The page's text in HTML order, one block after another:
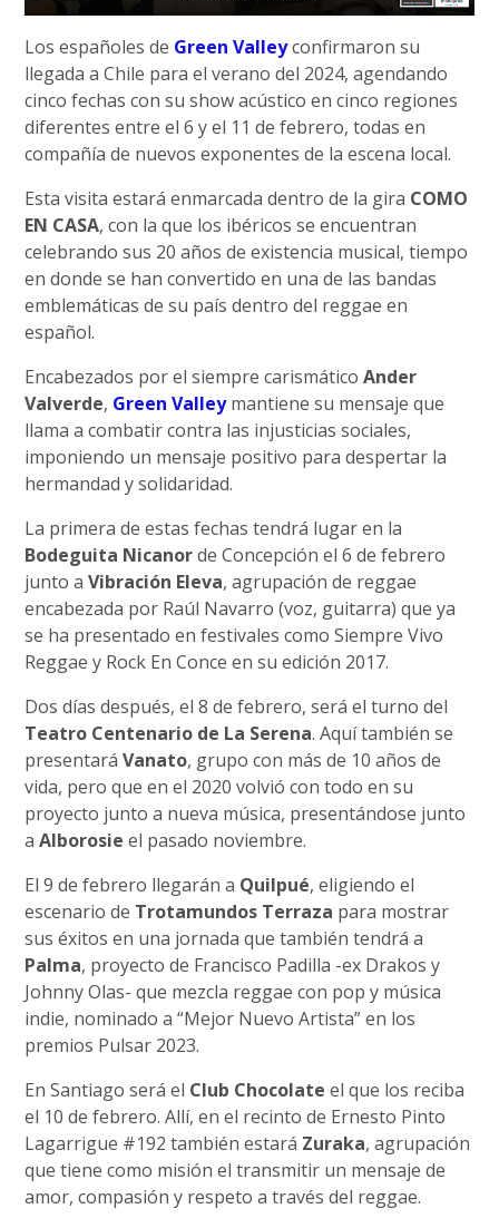
Los españoles de Green Valleyconfirmaron su
llegada a Chile para el verano del 2024, agendando
cinco fechas con su show acústico en cinco regiones
diferentes entre el 6 y el 11 de febrero, todas en
compañía de nuevos exponentes de la escena local.
Esta visita estará enmarcada dentro de la gira COMO
EN CASA, con la que los ibéricos se encuentran
celebrando sus 20 años de existencia musical, tiempo
en donde se han convertido en una de las bandas
emblemáticas de su país dentro del reggae en
español.
Encabezados por el siempre carismáticoAnder
Valverde, Green Valleymantiene su mensaje que
llama a combatir contra las injusticias sociales,
imponiendo un mensaje positivo para despertar la
hermandad y solidaridad.
La primera de estas fechas tendrá lugar en la
Bodeguita Nicanorde Concepción el 6 de febrero
junto aVibración Eleva, agrupación de reggae
encabezada por Raúl Navarro (voz, guitarra) que ya
se ha presentado en festivales como Siempre Vivo
Reggae y Rock En Conce en su edición 2017.
Dos días después, el 8 de febrero, será el turno del
Teatro Centenario de La Serena. Aquí también se
presentaráVanato, grupo con más de 10 años de
vida, pero que en el 2020 volvió con todo en su
proyecto junto a nueva música, presentándose junto
aAlborosie el pasado noviembre.
El 9 de febrero llegarán a Quilpué, eligiendo el
escenario de Trotamundos Terraza para mostrar
sus éxitos en una jornada que también tendrá a
Palma, proyecto de Francisco Padilla -ex Drakos y
Johnny Olas- que mezcla reggae con pop y música
indie, nominado a “Mejor Nuevo Artista” en los
premios Pulsar 2023.
En Santiago será el Club Chocolate el que los reciba
el 10 de febrero. Allí, en el recinto de Ernesto Pinto
Lagarrigue #192 también estará Zuraka, agrupación
que tiene como misión el transmitir un mensaje de
amor, compasión y respeto a través del reggae.